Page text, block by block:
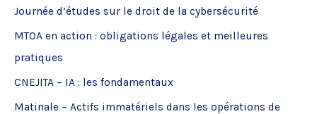
c
h
e
r
Journée d’études sur le droit de la cybersécurité
MTOA en action : obligations légales et meilleures
pratiques
CNEJITA – IA : les fondamentaux
Matinale – Actifs immatériels dans les opérations de